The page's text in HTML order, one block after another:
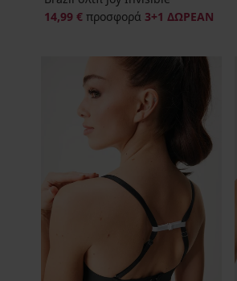
14,99 € προσφορά 3+1 ΔΩΡΕΑΝ